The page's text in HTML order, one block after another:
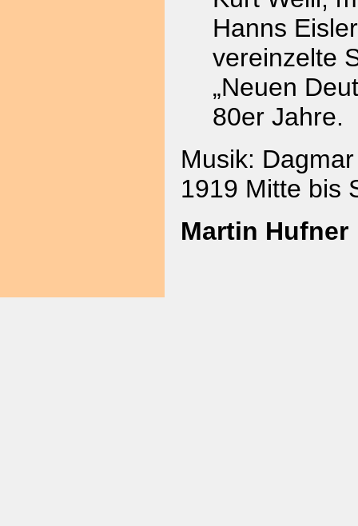
Hanns
vereinzelte
„Neuen
80er Jahre.
Musik:
1919 Mitte bis
Martin Hufner